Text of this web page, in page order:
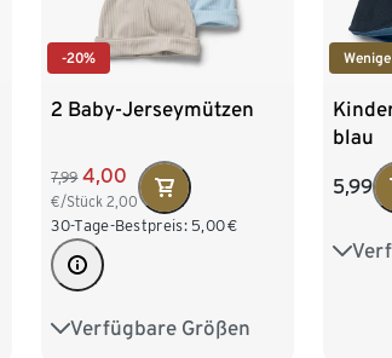
-20%
2 Baby-Jerseymützen
7,99 4,00
€/Stück2,00
30-Tage-Bestpreis: 5,00€
Verfügbare Größen
49-52 cm 45-48 cm
blau
5,99
49-